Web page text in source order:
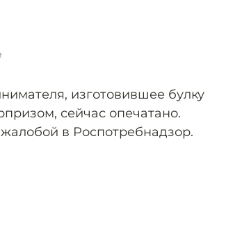
изготовившее булку
сейчас опечатано.
в Роспотребнадзор.